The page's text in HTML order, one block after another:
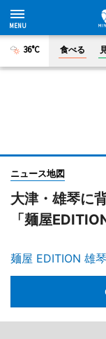
36°C 食べる
ニュース地図
大津・雄琴に
「麺屋
麺屋 EDITION 雄